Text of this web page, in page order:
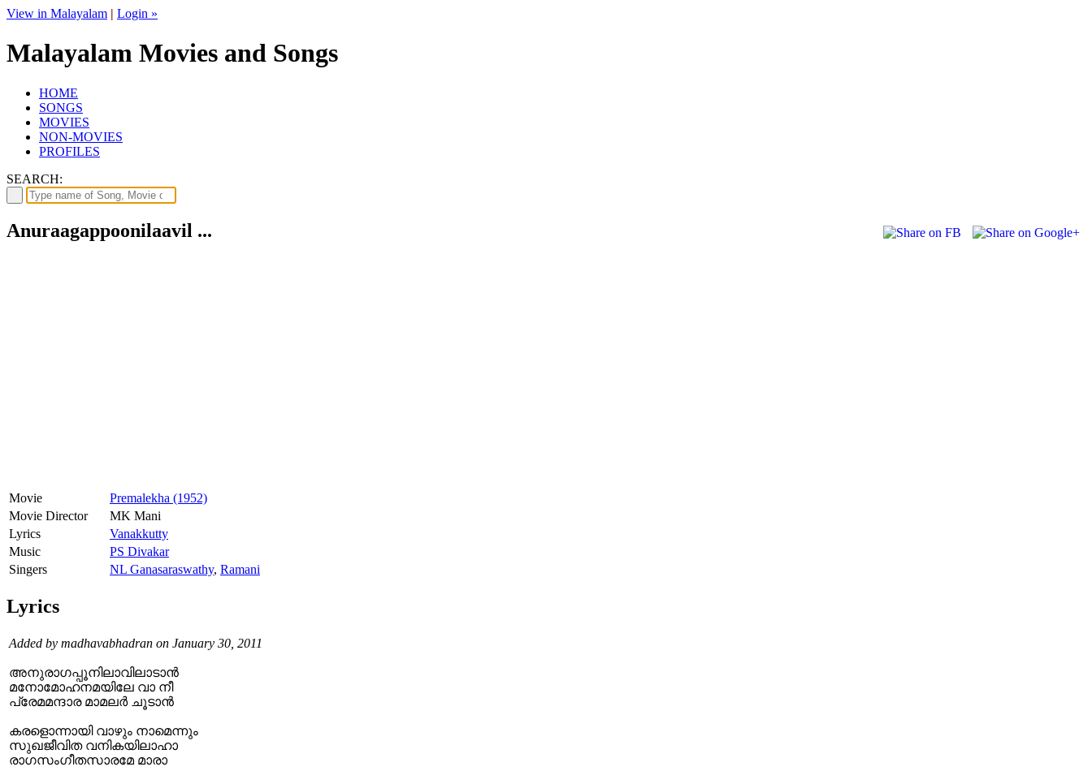
View in Malayalam | Login »
Malayalam Movies and Songs
HOME
SONGS
MOVIES
NON-MOVIES
PROFILES
SEARCH:
Anuraagappoonilaavil ...
Movie
Premalekha (1952)
Movie Director
MK Mani
Lyrics
Vanakkutty
Music
PS Divakar
Singers
NL Ganasaraswathy, Ramani
Lyrics
Added by madhavabhadran on January 30, 2011
അനുരാഗപ്പൂനിലാവിലാടാന്‍
മനോമോഹനമയിലേ വാ നീ
പ്രേമമന്ദാര മാമലര്‍ ചൂടാന്‍
കരളൊന്നായി വാഴും നാമെന്നും
സുഖജീവിത വനികയിലാഹാ
രാഗസംഗീതസാരമേ മാരാ